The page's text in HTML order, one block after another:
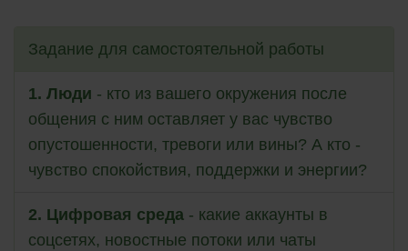
Задание для самостоятельной работы
1. Люди - кто из вашего окружения после
общения с ним оставляет у вас чувство
опустошенности, тревоги или вины? А кто -
чувство спокойствия, поддержки и энергии?
2. Цифровая среда - какие аккаунты в
соцсетях, новостные потоки или чаты